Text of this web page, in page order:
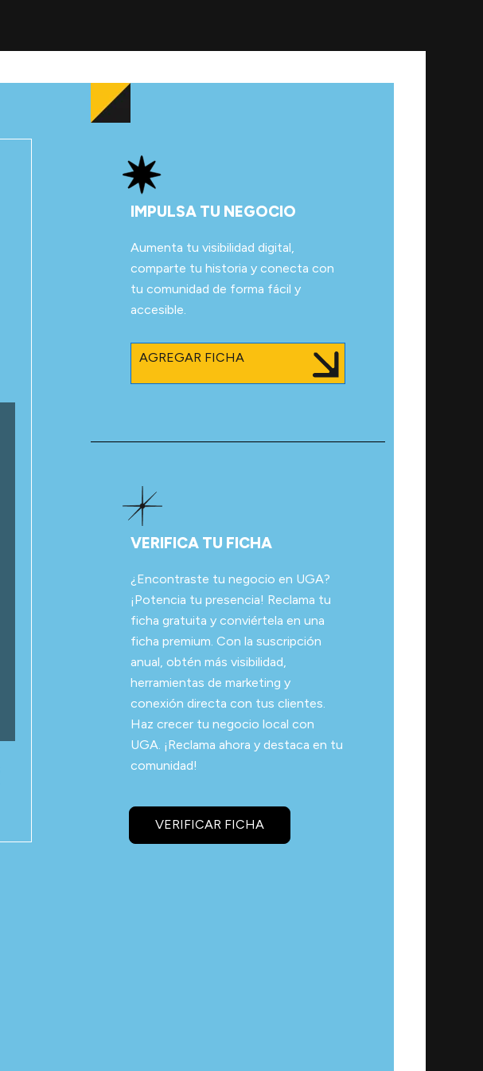
IMPULSA TU NEGOCIO
Aumenta tu visibilidad digital,
comparte tu historia y conecta con
tu comunidad de forma fácil y
accesible.
AGREGAR FICHA
VERIFICA TU FICHA
¿Encontraste tu negocio en UGA?
¡Potencia tu presencia! Reclama tu
ficha gratuita y conviértela en una
ficha premium. Con la suscripción
anual, obtén más visibilidad,
herramientas de marketing y
conexión directa con tus clientes.
Haz crecer tu negocio local con
UGA. ¡Reclama ahora y destaca en tu
comunidad!
VERIFICAR FICHA